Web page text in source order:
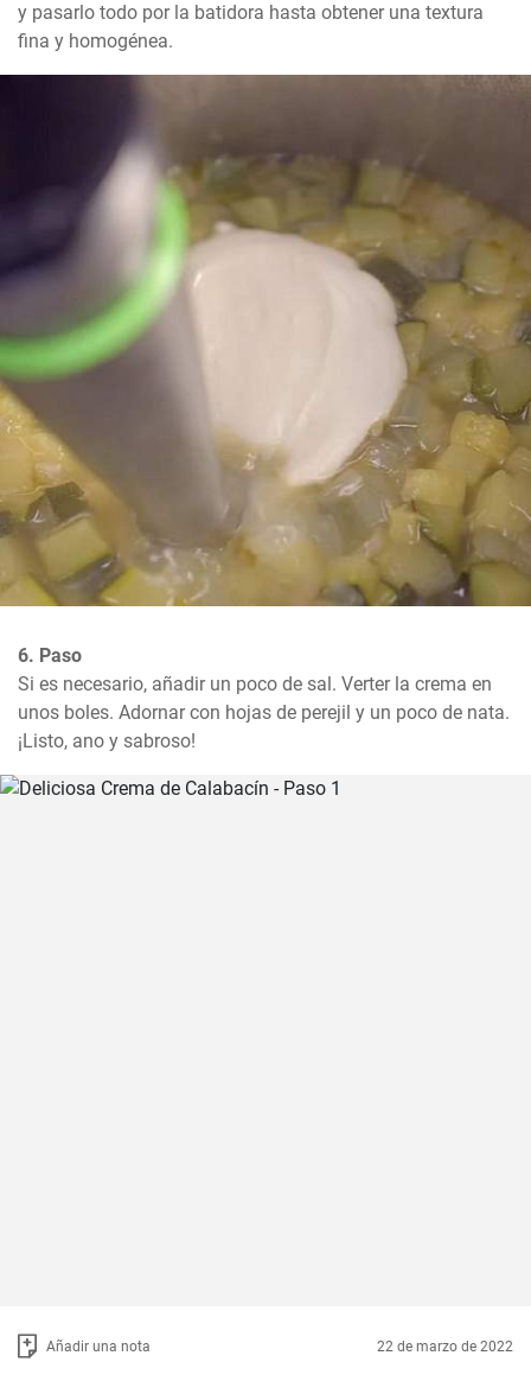
y pasarlo todo por la batidora hasta obtener una textura
fina y homogénea.
6. Paso
Si es necesario, añadir un poco de sal. Verter la crema en
unos boles. Adornar con hojas de perejil y un poco de nata.
¡Listo, ano y sabroso!
Añadir una nota 22 de marzo de 2022